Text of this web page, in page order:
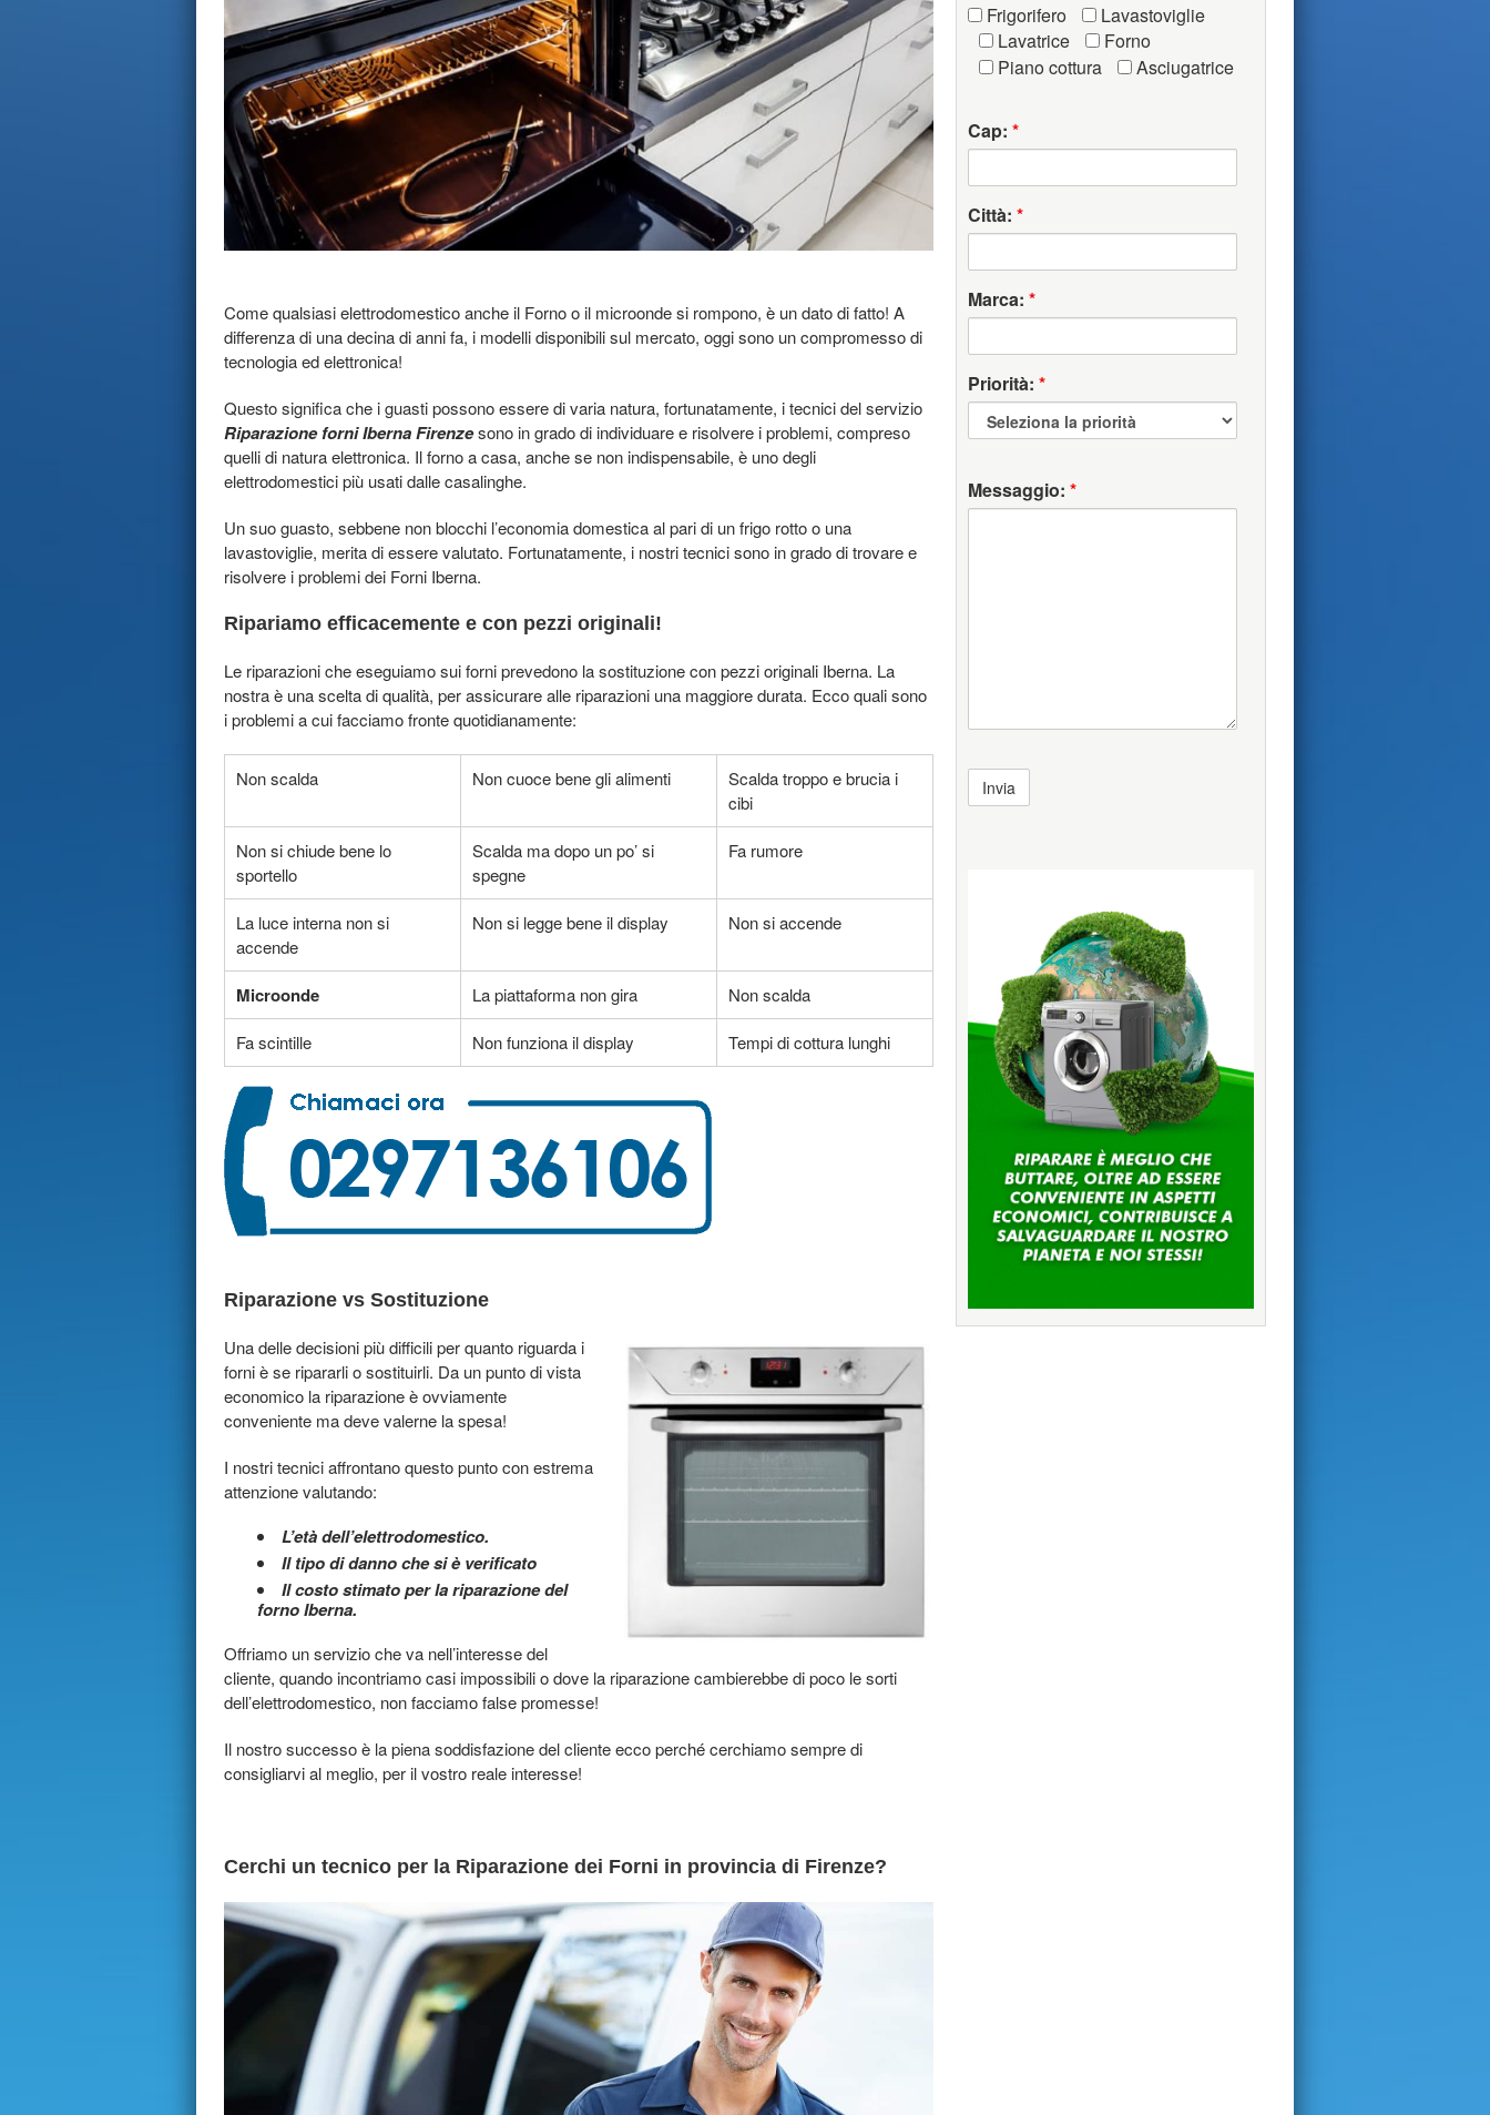
Come qualsiasi elettrodomestico anche il Forno o il microonde si rompono, è un dato di fatto! A
differenza di una decina di anni fa, i modelli disponibili sul mercato, oggi sono un compromesso di
tecnologia ed elettronica!
Questo significa che i guasti possono essere di varia natura, fortunatamente, i tecnici del servizio
Riparazione forni Iberna Firenzesono in grado di individuare e risolvere i problemi, compreso
quelli di natura elettronica. Il forno a casa, anche se non indispensabile, è uno degli
elettrodomestici più usati dalle casalinghe.
Un suo guasto, sebbene non blocchi l’economia domestica al pari di un frigo rotto o una
lavastoviglie, merita di essere valutato. Fortunatamente, i nostri tecnici sono in grado di trovare e
risolvere i problemi dei Forni Iberna.
Ripariamo efficacemente e con pezzi originali!
Le riparazioni che eseguiamo sui forni prevedono la sostituzione con pezzi originali Iberna. La
nostra è una scelta di qualità, per assicurare alle riparazioni una maggiore durata. Ecco quali sono
i problemi a cui facciamo fronte quotidianamente:
Non scalda Non cuoce bene gli alimenti
Scalda troppo e brucia i
cibi
Non si chiude bene lo
sportello
Scalda ma dopo un po’ si
spegne
Fa rumore
La luce interna non si
accende
Non si legge bene il display Non si accende
Microonde La piattaforma non gira Non scalda
Fa scintille Non funziona il display Tempi di cottura lunghi
Riparazione vs Sostituzione
Una delle decisioni più difficili per quanto riguarda i
forni è se ripararli o sostituirli. Da un punto di vista
economico la riparazione è ovviamente
conveniente ma deve valerne la spesa!
I nostri tecnici affrontano questo punto con estrema
attenzione valutando:
L’età dell’elettrodomestico.
Il tipo di danno che si è verificato
Il costo stimato per la riparazione del
forno Iberna.
Offriamo un servizio che va nell’interesse del
cliente, quando incontriamo casi impossibili o dove la riparazione cambierebbe di poco le sorti
dell’elettrodomestico, non facciamo false promesse!
Il nostro successo è la piena soddisfazione del cliente ecco perché cerchiamo sempre di
consigliarvi al meglio, per il vostro reale interesse!
Cerchi un tecnico per la Riparazione dei Forni in provincia di Firenze?
Frigorifero
Lavastoviglie
Lavatrice
Forno
Piano cottura
Asciugatrice
Cap: *
Città: *
Marca: *
Priorità: *
Messaggio: *